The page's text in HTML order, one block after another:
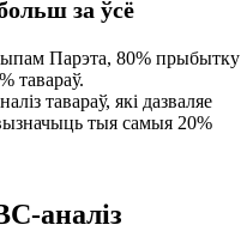
за ўсё
Парэта, 80% прыбытку
тавараў.
тавараў, які дазваляе
тыя самыя 20%
аналіз